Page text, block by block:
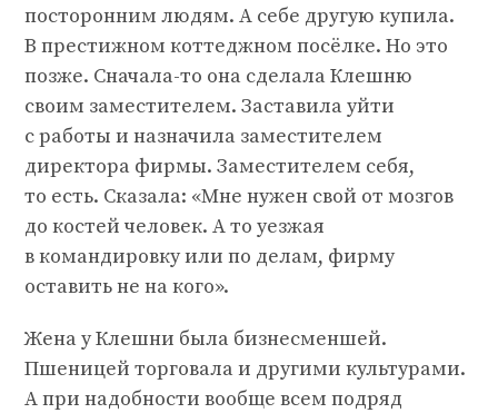
посторонним людям. А себе другую купила.
В престижном коттеджном посёлке. Но это
позже. Сначала-то она сделала Клешню
своим заместителем. Заставила уйти
с работы и назначила заместителем
директора фирмы. Заместителем себя,
то есть. Сказала: «Мне нужен свой от мозгов
до костей человек. А то уезжая
в командировку или по делам, фирму
оставить не на кого».
Жена у Клешни была бизнесменшей.
Пшеницей торговала и другими культурами.
А при надобности вообще всем подряд